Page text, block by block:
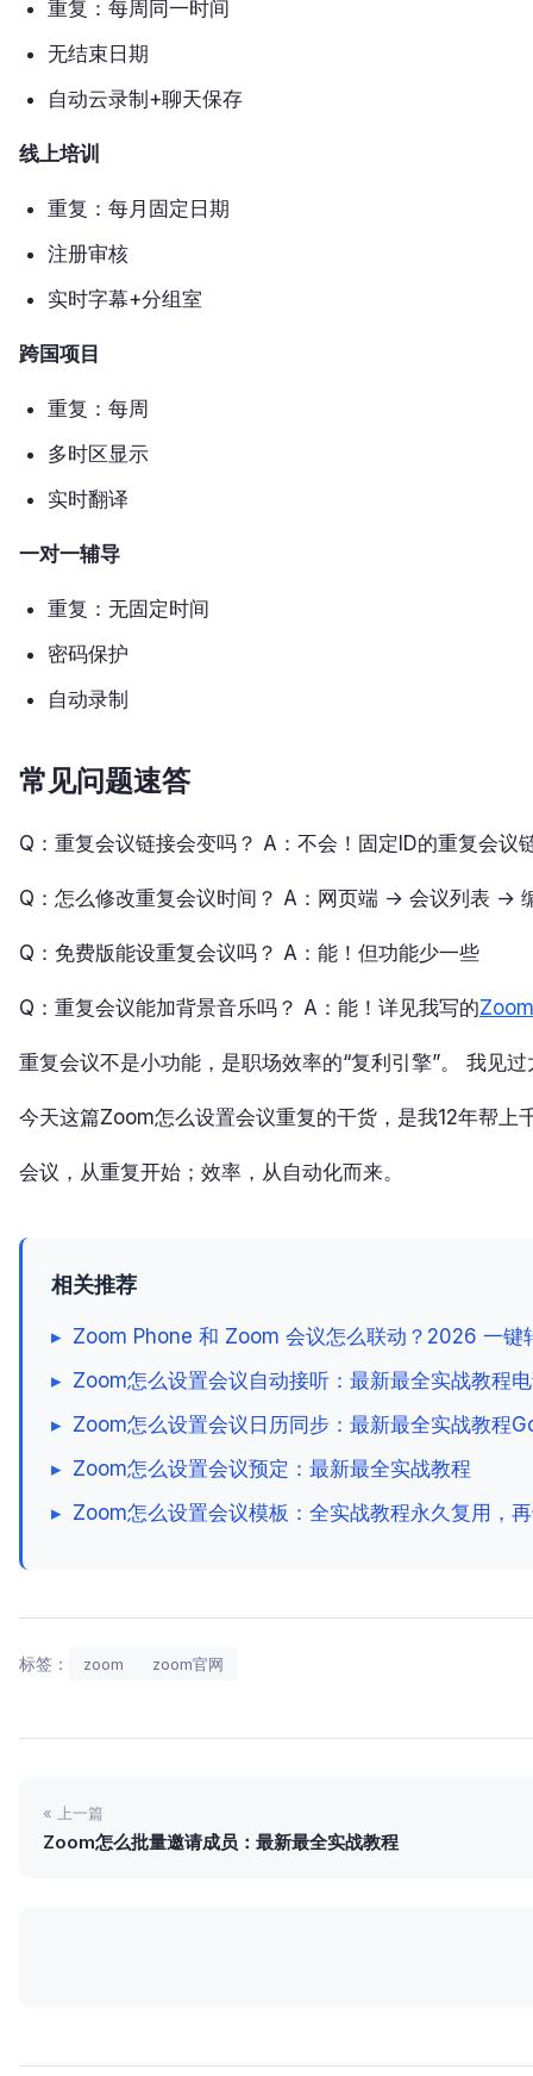
重复：每周同一时间
无结束日期
自动云录制+聊天保存
线上培训
重复：每月固定日期
注册审核
实时字幕+分组室
跨国项目
重复：每周
多时区显示
实时翻译
一对一辅导
重复：无固定时间
密码保护
自动录制
常见问题速答
Q：重复会议链接会变吗？ A：不会！固定ID的重复会议
Q：怎么修改重复会议时间？ A：网页端 → 会议列表 →
Q：免费版能设重复会议吗？ A：能！但功能少一些
Q：重复会议能加背景音乐吗？ A：能！详见我写的
重复会议不是小功能，是职场效率的“复利引擎”。 我见
今天这篇Zoom怎么设置会议重复的干货，是我12年帮上
会议，从重复开始；效率，从自动化而来。
相关推荐
▸ Zoom Phone 和 Zoom 会议怎么联动？2026 一键
▸ Zoom怎么设置会议自动接听：最新最全实战教程
▸ Zoom怎么设置会议日历同步：最新最全实战教程
▸ Zoom怎么设置会议预定：最新最全实战教程
▸ Zoom怎么设置会议模板：全实战教程永久复用，
标签： zoom zoom官网
« 上一篇
Zoom怎么批量邀请成员：最新最全实战教程